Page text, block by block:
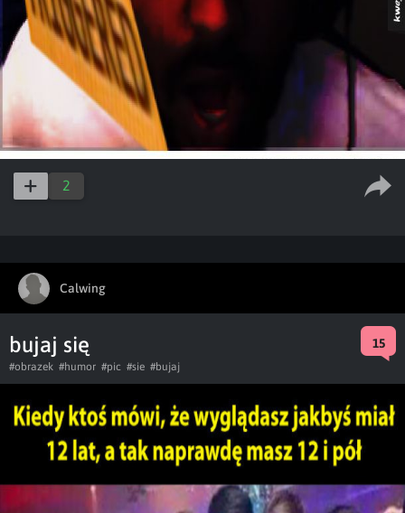
2
Calwing
bujaj się 15
#obrazek #humor #pic #sie #bujaj